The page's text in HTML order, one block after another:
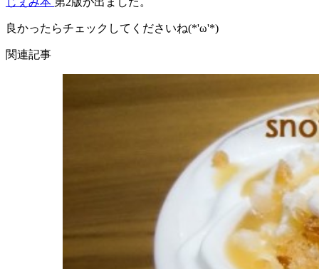
良かったらチェックしてくださいね(*'ω'*)
関連記事